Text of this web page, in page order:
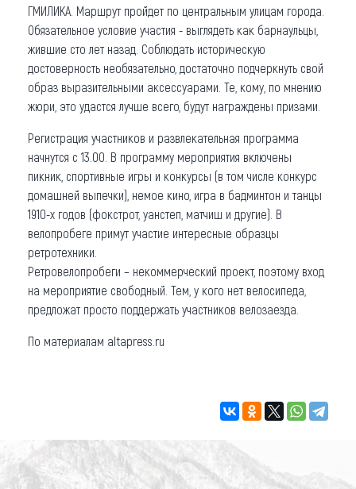
ГМИЛИКА. Маршрут пройдет по центральным улицам города.
Обязательное условие участия - выглядеть как барнаульцы,
жившие сто лет назад. Соблюдать историческую
достоверность необязательно, достаточно подчеркнуть свой
образ выразительными аксессуарами. Те, кому, по мнению
жюри, это удастся лучше всего, будут награждены призами.
Регистрация участников и развлекательная программа
начнутся с 13.00. В программу мероприятия включены
пикник, спортивные игры и конкурсы (в том числе конкурс
домашней выпечки), немое кино, игра в бадминтон и танцы
1910-х годов (фокстрот, уанстеп, матчиш и другие). В
велопробеге примут участие интересные образцы
ретротехники.
Ретровелопробеги – некоммерческий проект, поэтому вход
на мероприятие свободный. Тем, у кого нет велосипеда,
предложат просто поддержать участников велозаезда.
По материалам altapress.ru